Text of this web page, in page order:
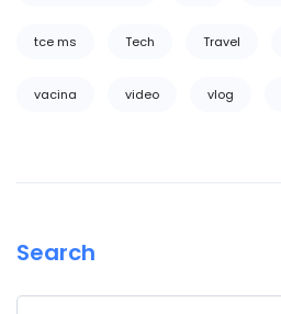
tce ms Tech Travel
vacina video vlog
Search
Search for: